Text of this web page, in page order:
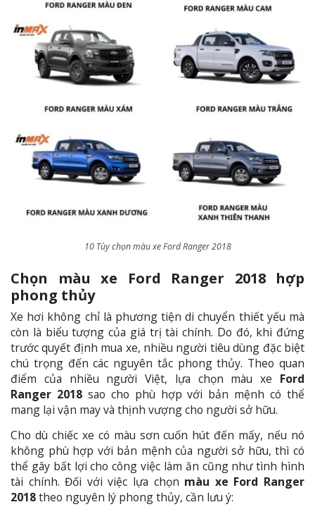
10 Tùy chọn màu xe Ford Ranger 2018
Chọn màu xe Ford Ranger 2018 hợp
phong thủy
Xe hơi không chỉ là phương tiện di chuyển thiết yếu mà
còn là biểu tượng của giá trị tài chính. Do đó, khi đứng
trước quyết định mua xe, nhiều người tiêu dùng đặc biệt
chú trọng đến các nguyên tắc phong thủy. Theo quan
điểm của nhiều người Việt, lựa chọn màu xe Ford
Ranger 2018sao cho phù hợp với bản mệnh có thể
mang lại vận may và thịnh vượng cho người sở hữu.
Cho dù chiếc xe có màu sơn cuốn hút đến mấy, nếu nó
không phù hợp với bản mệnh của người sở hữu, thì có
thể gây bất lợi cho công việc làm ăn cũng như tình hình
tài chính. Đối với việc lựa chọn màu xe Ford Ranger
2018theo nguyên lý phong thủy, cần lưu ý: